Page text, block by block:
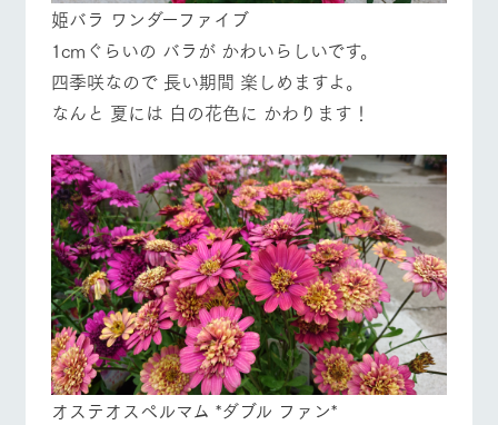
姫バラ ワンダーファイブ
1cmぐらいの バラが かわいらしいです。
四季咲なので 長い期間 楽しめますよ。
なんと 夏には 白の花色に かわります！
オステオスペルマム *ダブル ファン*